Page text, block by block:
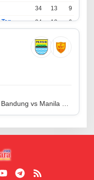
34 13 9
Persatuan Sepak Bola Indonesia Tangerang 34 13 6
34 11
34 8 10